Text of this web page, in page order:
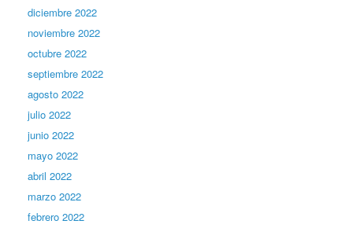
diciembre 2022
noviembre 2022
octubre 2022
septiembre 2022
agosto 2022
julio 2022
junio 2022
mayo 2022
abril 2022
marzo 2022
febrero 2022